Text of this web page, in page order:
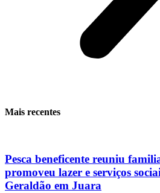
Mais recentes
Pesca beneficente reuniu
promoveu lazer e serviços
Geraldão em Juara